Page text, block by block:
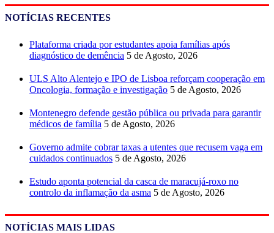
NOTÍCIAS RECENTES
Plataforma criada por estudantes apoia famílias após
diagnóstico de demência 5 de Agosto, 2026
ULS Alto Alentejo e IPO de Lisboa reforçam cooperação em
Oncologia, formação e investigação 5 de Agosto, 2026
Montenegro defende gestão pública ou privada para garantir
médicos de família 5 de Agosto, 2026
Governo admite cobrar taxas a utentes que recusem vaga em
cuidados continuados 5 de Agosto, 2026
Estudo aponta potencial da casca de maracujá-roxo no
controlo da inflamação da asma 5 de Agosto, 2026
NOTÍCIAS MAIS LIDAS